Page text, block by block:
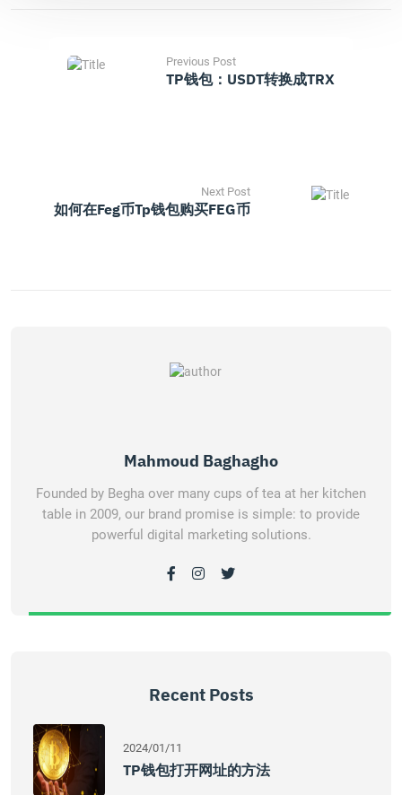
Previous Post
TP钱包：USDT转换成TRX
Next Post
如何在feg币tp钱包购买FEG币
Mahmoud Baghagho
Founded by Begha over many cups of tea at her kitchen
table in 2009, our brand promise is simple: to provide
powerful digital marketing solutions.
Recent Posts
2024/01/11
TP钱包打开网址的方法